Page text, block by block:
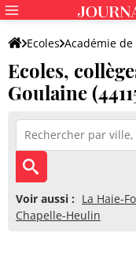
Ecoles Académie de
Ecoles,
Goulaine
Voir aussi : La Haie-
Chapelle-Heulin